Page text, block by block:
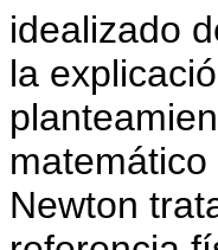
idealizado
la
Newton